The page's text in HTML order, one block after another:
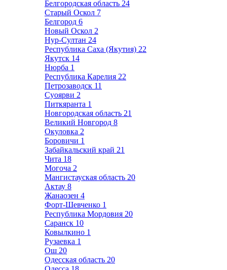
Белгородская область 24
Старый Оскол 7
Белгород 6
Новый Оскол 2
Нур-Султан 24
Республика Саха (Якутия) 22
Якутск 14
Нюрба 1
Республика Карелия 22
Петрозаводск 11
Суоярви 2
Питкяранта 1
Новгородская область 21
Великий Новгород 8
Окуловка 2
Боровичи 1
Забайкальский край 21
Чита 18
Могоча 2
Мангистауская область 20
Актау 8
Жанаозен 4
Форт-Шевченко 1
Республика Мордовия 20
Саранск 10
Ковылкино 1
Рузаевка 1
Ош 20
Одесская область 20